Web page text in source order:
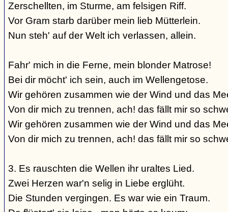
Zerschellten, im Sturme, am felsigen Riff.
Vor Gram starb darüber mein lieb Mütterlein.
Nun steh' auf der Welt ich verlassen, allein.
Fahr' mich in die Ferne, mein blonder Matrose!
Bei dir möcht' ich sein, auch im Wellengetose.
Wir gehören zusammen wie der Wind und das
Von dir mich zu trennen, ach! das fällt mir so
Wir gehören zusammen wie der Wind und das
Von dir mich zu trennen, ach! das fällt mir so
3. Es rauschten die Wellen ihr uraltes Lied.
Zwei Herzen war'n selig in Liebe erglüht.
Die Stunden vergingen. Es war wie ein Traum.